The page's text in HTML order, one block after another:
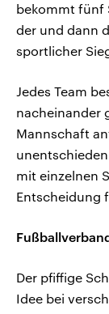
bekommt fünf
der und dann
sportlicher
Jedes Team
nacheinander
Mannschaft
mit einzelnen
Entscheidung
Der pfiffige
Idee bei